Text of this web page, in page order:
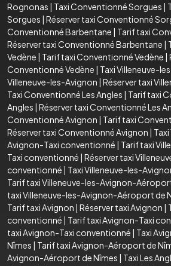
Rognonas | Taxi Conventionné Sorgues |
Sorgues | Réserver taxi Conventionné
Conventionné Barbentane | Tarif taxi
Réserver taxi Conventionné Barbentane |
Vedène | Tarif taxi Conventionné Vedène |
Conventionné Vedène | Taxi Villeneuve-
Villeneuve-les-Avignon | Réserver taxi
Taxi Conventionné Les Angles | Tarif taxi
Angles | Réserver taxi Conventionné Les
Conventionné Avignon | Tarif taxi
Réserver taxi Conventionné Avignon |
Avignon-Taxi conventionné | Tarif taxi
Taxi conventionné | Réserver taxi
conventionné | Taxi Villeneuve-les-
Tarif taxi Villeneuve-les-Avignon-
taxi Villeneuve-les-Avignon-Aéroport de
Tarif taxi Avignon | Réserver taxi Avignon |
conventionné | Tarif taxi Avignon-Taxi
taxi Avignon-Taxi conventionné | Taxi
Nîmes | Tarif taxi Avignon-Aéroport de
Avignon-Aéroport de Nîmes | Taxi Les